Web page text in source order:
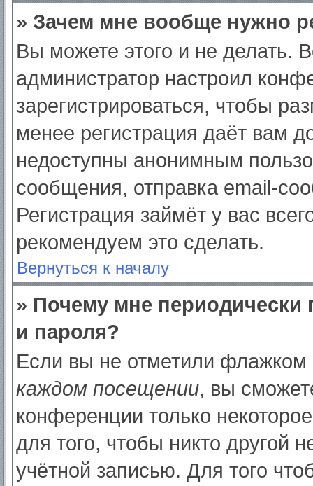
» Зачем мне вообще нужно
Вы можете этого и не делать.
администратор настроил
зарегистрироваться, чтобы
менее регистрация даёт вам
недоступны анонимным
сообщения, отправка email-
Регистрация займёт у вас
рекомендуем это сделать.
Вернуться к началу
» Почему мне периодически
и пароля?
Если вы не отметили флажком
каждом посещении, вы
конференции только
для того, чтобы никто другой
учётной записью. Для того